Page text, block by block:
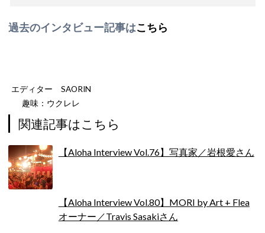
過去のインタビュー記事はこちら
エディター SAORIN
趣味：ウクレレ
関連記事はこちら
【Aloha Interview Vol.76】写真家／岩根愛さん
【Aloha Interview Vol.80】MORI by Art + Flea
オーナー／Travis Sasakiさん